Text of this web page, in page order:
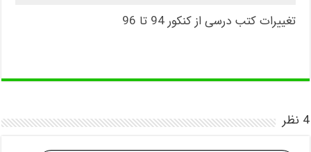
تغییرات کتب درسی از کنکور 94 تا 96
4 نظر